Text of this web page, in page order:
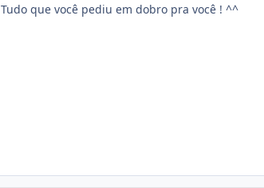
Tudo que você pediu em dobro pra você ! ^^